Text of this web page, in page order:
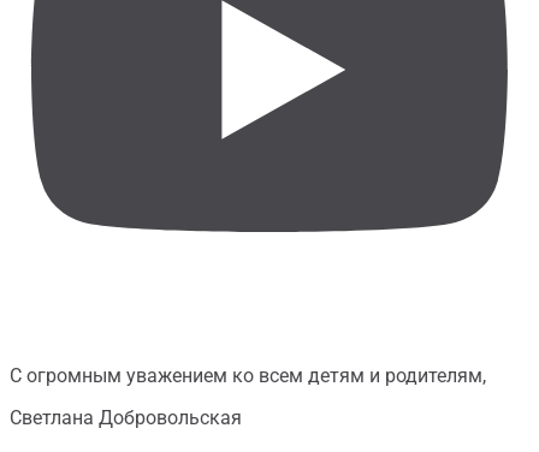
С огромным уважением ко всем детям и родителям,
Светлана Добровольская